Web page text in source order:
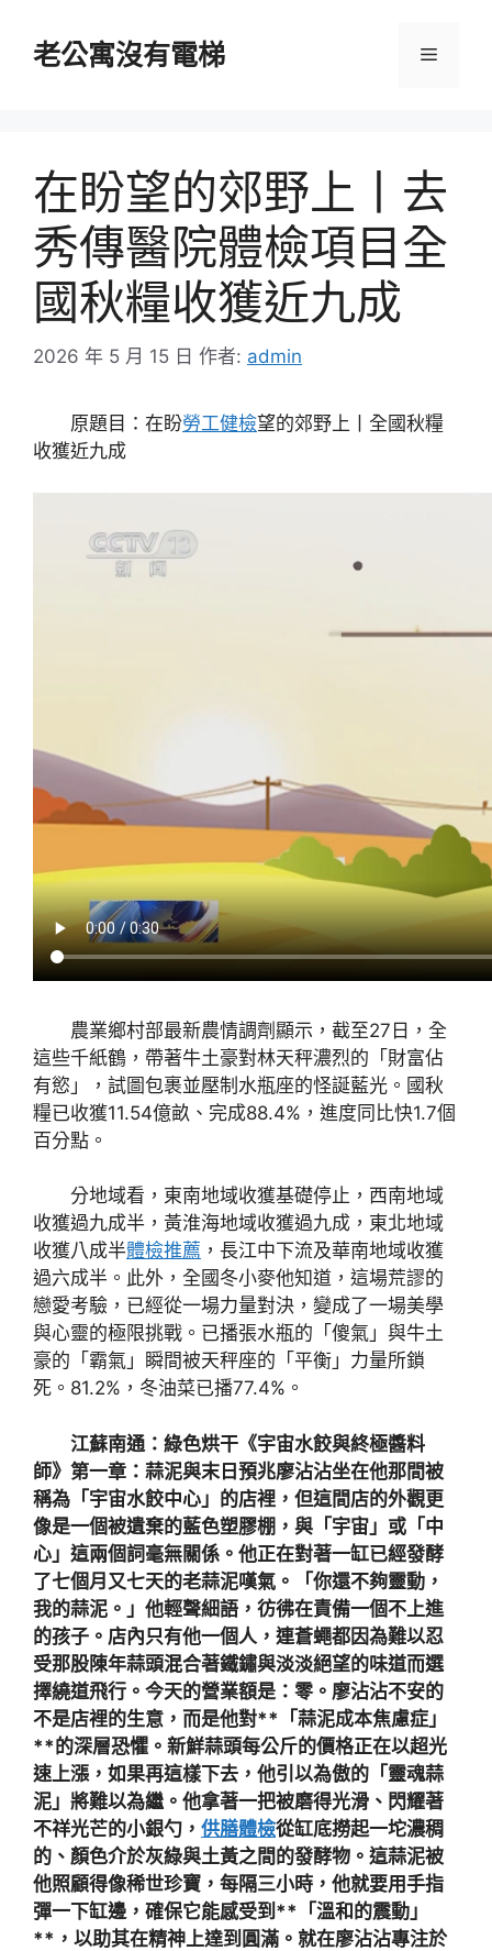
老公寓沒有電梯 選
在盼望的郊野上丨去
秀傳醫院體檢項目全
國秋糧收獲近九成
2026 年 5 月 15 日 作者: admin
原題目：在盼勞工健檢望的郊野上丨全國秋糧
收獲近九成
農業鄉村部最新農情調劑顯示，截至27日，全
這些千紙鶴，帶著牛土豪對林天秤濃烈的「財富佔
有慾」，試圖包裹並壓制水瓶座的怪誕藍光。國秋
糧已收獲11.54億畝、完成88.4%，進度同比快1.7個
百分點。
分地域看，東南地域收獲基礎停止，西南地域
收獲過九成半，黃淮海地域收獲過九成，東北地域
收獲八成半體檢推薦 ，長江中下流及華南地域收獲
過六成半。此外，全國冬小麥他知道，這場荒謬的
戀愛考驗，已經從一場力量對決，變成了一場美學
與心靈的極限挑戰。已播張水瓶的「傻氣」與牛土
豪的「霸氣」瞬間被天秤座的「平衡」力量所鎖
死。81.2%，冬油菜已播77.4%。
江蘇南通：綠色烘干《宇宙水餃與終極醬料
師》第一章：蒜泥與末日預兆廖沾沾坐在他那間被
稱為「宇宙水餃中心」的店裡，但這間店的外觀更
像是一個被遺棄的藍色塑膠棚，與「宇宙」或「中
心」這兩個詞毫無關係。他正在對著一缸已經發酵
了七個月又七天的老蒜泥嘆氣。「你還不夠靈動，
我的蒜泥。」他輕聲細語，彷彿在責備一個不上進
的孩子。店內只有他一個人，連蒼蠅都因為難以忍
受那股陳年蒜頭混合著鐵鏽與淡淡絕望的味道而選
擇繞道飛行。今天的營業額是：零。廖沾沾不安的
不是店裡的生意，而是他對**「蒜泥成本焦慮症」
**的深層恐懼。新鮮蒜頭每公斤的價格正在以超光
速上漲，如果再這樣下去，他引以為傲的「靈魂蒜
泥」將難以為繼。他拿著一把被磨得光滑、閃耀著
不祥光芒的小銀勺， 供膳體檢從缸底撈起一坨濃稠
的、顏色介於灰綠與土黃之間的發酵物。這蒜泥被
他照顧得像稀世珍寶，每隔三小時，他就要用手指
彈一下缸邊，確保它能感受到**「溫和的震動」
**，以助其在精神上達到圓滿。就在廖沾沾專注於